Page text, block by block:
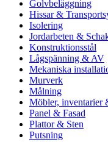
Golvbeläggning
Hissar &
Isolering
Jordarbeten &
Konstruktionsstål
Lågspänning & AV
Mekaniska
Murverk
Målning
Möbler, inventarier
Panel & Fasad
Plattor & Sten
Putsning